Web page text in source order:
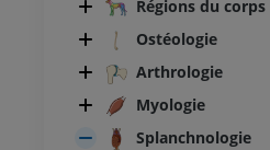
Régions du corps
Ostéologie
Arthrologie
Myologie
Splanchnologie